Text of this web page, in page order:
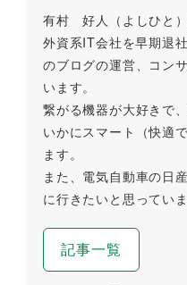
有村 好人（よしひと）
外資系IT会社を早期退
のブログの運営、コン
います。
繋がる機器が大好きで
いかにスマート（快適
ます。
また、電気自動車の日
に行きたいと思っていま
記事一覧